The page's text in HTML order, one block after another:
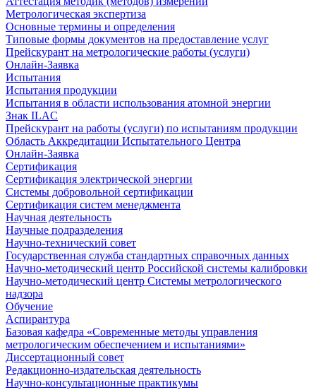
Метрологическая экспертиза
Основные термины и определения
Типовые формы документов на предоставление услуг
Прейскурант на метрологические работы (услуги)
Онлайн-Заявка
Испытания
Испытания продукции
Испытания в области использования атомной энергии
Знак ILAC
Прейскурант на работы (услуги) по испытаниям продукции
Область Аккредитации Испытательного Центра
Онлайн-Заявка
Сертификация
Сертификация электрической энергии
Системы добровольной сертификации
Сертификация систем менеджмента
Научная деятельность
Научные подразделения
Научно-технический совет
Государственная служба стандартных справочных данных
Научно-методический центр Российской системы калибровки
Научно-методический центр Системы метрологического
надзора
Обучение
Аспирантура
Базовая кафедра «Современные методы управления
метрологическим обеспечением и испытаниями»
Диссертационный совет
Редакционно-издательская деятельность
Научно-консультационные практикумы